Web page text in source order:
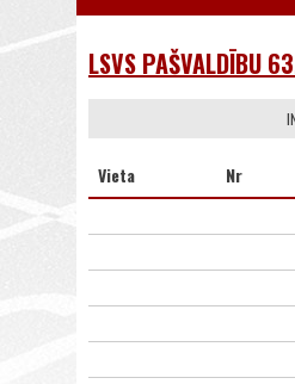
LSVS PAŠVALDĪBU
Vieta Nr